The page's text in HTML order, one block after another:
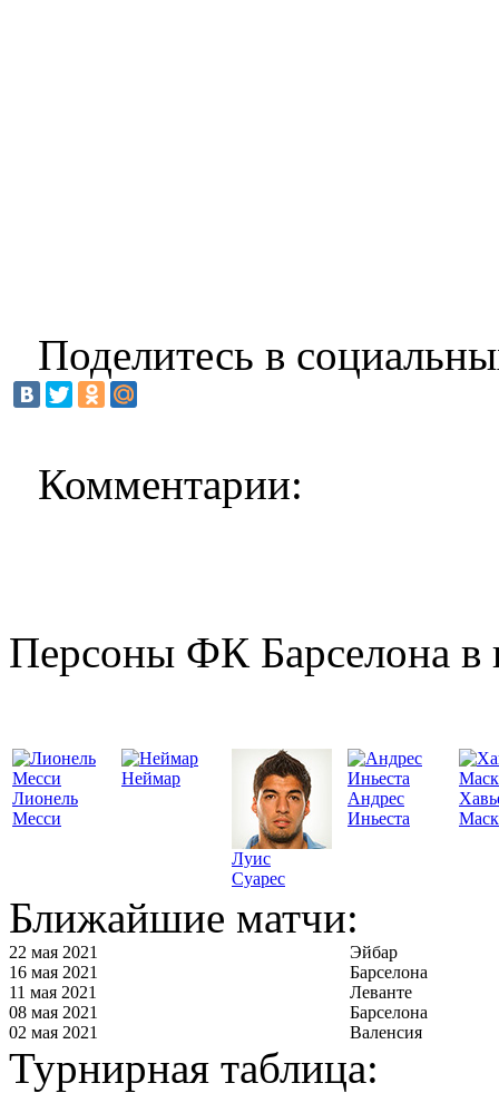
Поделитесь в
Комментарии:
Персоны ФК Барселона в
Лионель
Месси
Неймар
Луис
Суарес
Андрес
Иньеста
Ближайшие матчи:
22 мая 2021
Эйбар
16 мая 2021
Барселона
11 мая 2021
Леванте
08 мая 2021
Барселона
02 мая 2021
Валенсия
Турнирная таблица: